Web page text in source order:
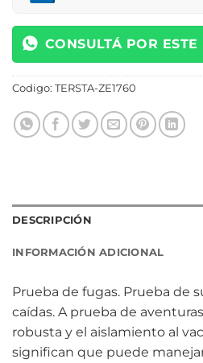
CONSULTÁ POR
Codigo: TERSTA-ZE1760
DESCRIPCIÓN
INFORMACIÓN ADICIONAL
Prueba de fugas. Prueba de
caídas. A prueba de
robusta y el aislamiento al
significan que puede